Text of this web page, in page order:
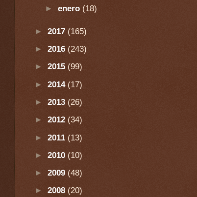
► enero (18)
► 2017 (165)
► 2016 (243)
► 2015 (99)
► 2014 (17)
► 2013 (26)
► 2012 (34)
► 2011 (13)
► 2010 (10)
► 2009 (48)
► 2008 (20)